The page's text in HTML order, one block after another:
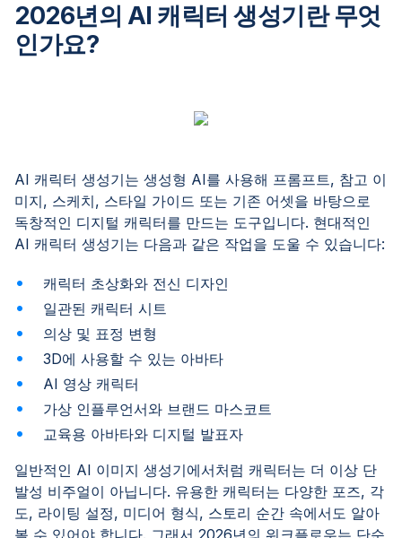
2026년의 AI 캐릭터 생성기란 무엇
인가요?
AI 캐릭터 생성기는 생성형 AI를 사용해 프롬프트, 참고 이
미지, 스케치, 스타일 가이드 또는 기존 어셋을 바탕으로
독창적인 디지털 캐릭터를 만드는 도구입니다. 현대적인
AI 캐릭터 생성기는 다음과 같은 작업을 도울 수 있습니다:
캐릭터 초상화와 전신 디자인
일관된 캐릭터 시트
의상 및 표정 변형
3D에 사용할 수 있는 아바타
AI 영상 캐릭터
가상 인플루언서와 브랜드 마스코트
교육용 아바타와 디지털 발표자
일반적인 AI 이미지 생성기에서처럼 캐릭터는 더 이상 단
발성 비주얼이 아닙니다. 유용한 캐릭터는 다양한 포즈, 각
도, 라이팅 설정, 미디어 형식, 스토리 순간 속에서도 알아
볼 수 있어야 합니다. 그래서 2026년의 워크플로우는 단순